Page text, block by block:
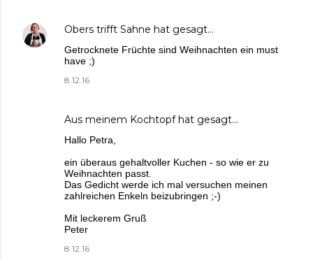
Obers trifft Sahne hat gesagt…
Getrocknete Früchte sind Weihnachten ein must
have ;)
8.12.16
Aus meinem Kochtopfhat gesagt…
Hallo Petra,
ein überaus gehaltvoller Kuchen - so wie er zu
Weihnachten passt.
Das Gedicht werde ich mal versuchen meinen
zahlreichen Enkeln beizubringen ;-)
Mit leckerem Gruß
Peter
8.12.16